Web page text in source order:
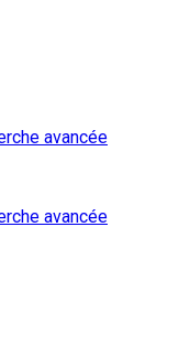
avancée
avancée